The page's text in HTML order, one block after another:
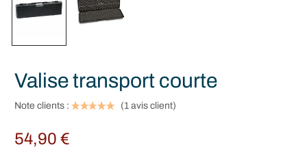
Valise transport courte
Note clients : (1 avis client)
54,90€